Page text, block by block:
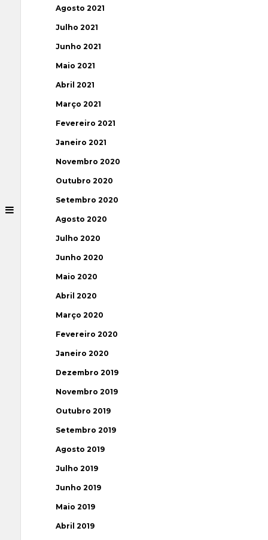
Agosto 2021
Julho 2021
Junho 2021
Maio 2021
Abril 2021
Março 2021
Fevereiro 2021
Janeiro 2021
Novembro 2020
Outubro 2020
Setembro 2020
Agosto 2020
Julho 2020
Junho 2020
Maio 2020
Abril 2020
Março 2020
Fevereiro 2020
Janeiro 2020
Dezembro 2019
Novembro 2019
Outubro 2019
Setembro 2019
Agosto 2019
Julho 2019
Junho 2019
Maio 2019
Abril 2019